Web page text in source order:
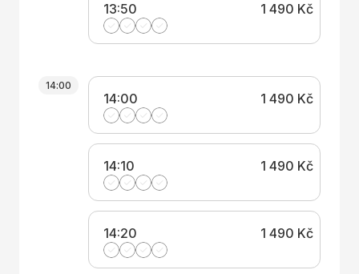
13:50 1 490 Kč
14:00
14:00 1 490 Kč
14:10 1 490 Kč
14:20 1 490 Kč